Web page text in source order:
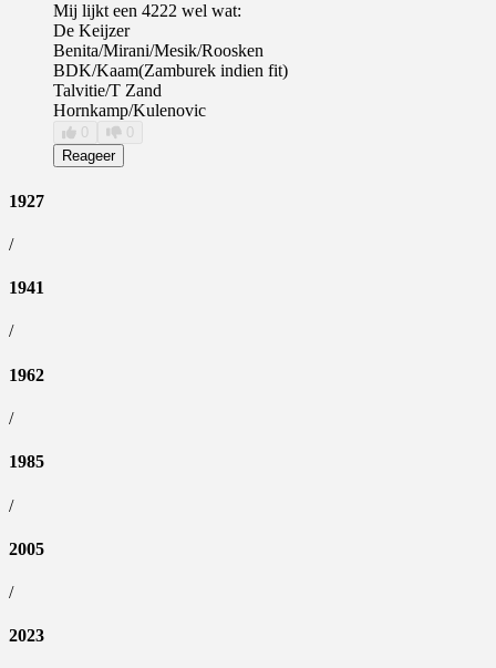
Mij lijkt een 4222 wel wat:
De Keijzer
Benita/Mirani/Mesik/Roosken
BDK/Kaam(Zamburek indien fit)
Talvitie/T Zand
Hornkamp/Kulenovic
0
0
Reageer
1927
/
1941
/
1962
/
1985
/
2005
/
2023